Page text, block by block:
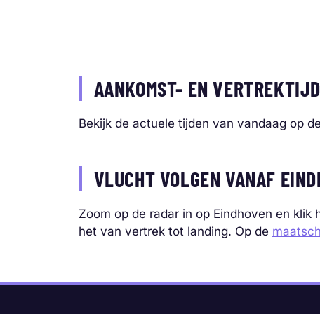
AANKOMST- EN
Bekijk de actuele tijden van vandaag op
VLUCHT VOLGEN VANAF
Zoom op de radar in op Eindhoven en
het van vertrek tot landing. Op de